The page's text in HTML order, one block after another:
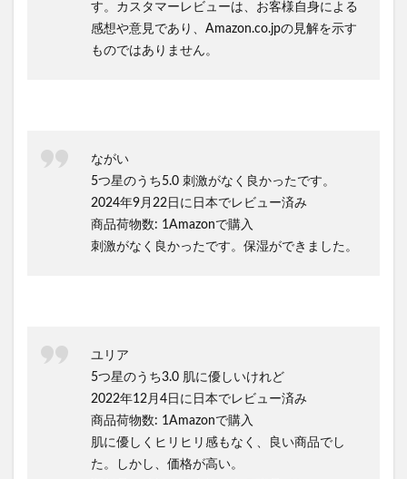
す。カスタマーレビューは、お客様自身による
感想や意見であり、Amazon.co.jpの見解を示す
ものではありません。
ながい
5つ星のうち5.0 刺激がなく良かったです。
2024年9月22日に日本でレビュー済み
商品荷物数: 1Amazonで購入
刺激がなく良かったです。保湿ができました。
ユリア
5つ星のうち3.0 肌に優しいけれど
2022年12月4日に日本でレビュー済み
商品荷物数: 1Amazonで購入
肌に優しくヒリヒリ感もなく、良い商品でし
た。しかし、価格が高い。